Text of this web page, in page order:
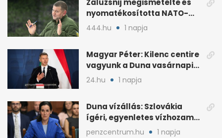
nyomatékosította NATO-
kritikáját
444.hu 1 napja
Magyar Péter: Kilenc centire
vagyunk a Duna vasárnapi
mélypontjától
24.hu 1 napja
Duna vízállás: Szlovákia
ígéri, egyenletes vízhozam
jön Magyarországra
penzcentrum.hu 1 napja